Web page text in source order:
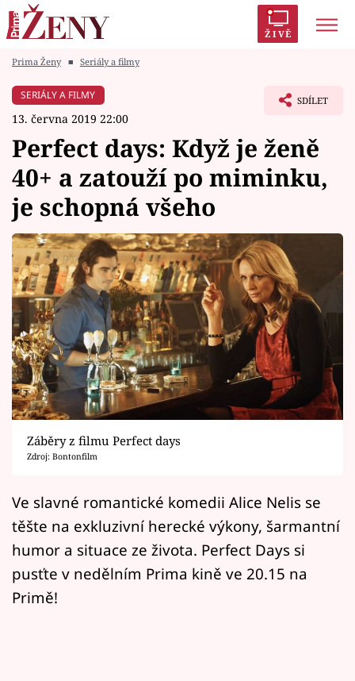
ŽIVĚ
Módní alarm
Témata
Celebrity
Vztahy
Seriály
Horoskopy
Sledujte prima+
Filmový festival Karlovy Vary
Mámy sobě
Přihlášení
Prima Ženy ■ Seriály a filmy
SERIÁLY A FILMY
13. června 2019 22:00
SDÍLET
Perfect days: Když je ženě
40+ a zatouží po miminku,
je schopná všeho
Záběry z filmu Perfect days
Zdroj: Bontonfilm
Ve slavné romantické komedii Alice Nelis se
těšte na exkluzivní herecké výkony, šarmantní
humor a situace ze života. Perfect Days si
pusťte v nedělním Prima kině ve 20.15 na
Primě!